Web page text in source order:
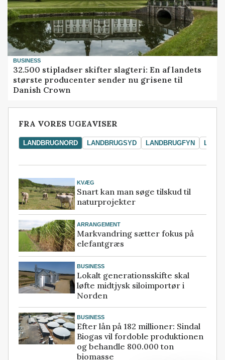
BUSINESS
32.500 stipladser skifter slagteri: En af landets
største producenter sender nu grisene til
Danish Crown
FRA VORES UGEAVISER
LANDBRUGNORD LANDBRUGSYD LANDBRUGFYN
KVÆG
Snart kan man søge tilskud til
naturprojekter
ARRANGEMENT
Markvandring sætter fokus på
elefantgræs
BUSINESS
Lokalt generationsskifte skal
løfte midtjysk siloimportør i
Norden
BUSINESS
Efter lån på 182 millioner: Sindal
Biogas vil fordoble produktionen
og behandle 800.000 ton
biomasse